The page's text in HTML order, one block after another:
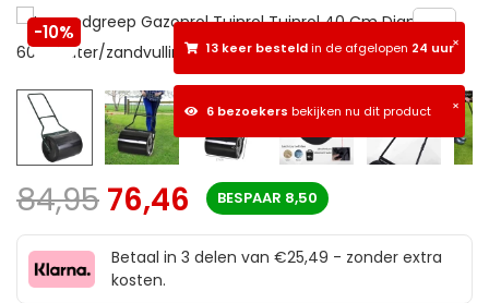
×
13 keer besteldin de afgelopen 24 uur
×
6 bezoekers bekijken nu dit product
-10%
84,95 76,46 BESPAAR 8,50
Betaal in 3 delen van €25,49 - zonder extra
kosten.